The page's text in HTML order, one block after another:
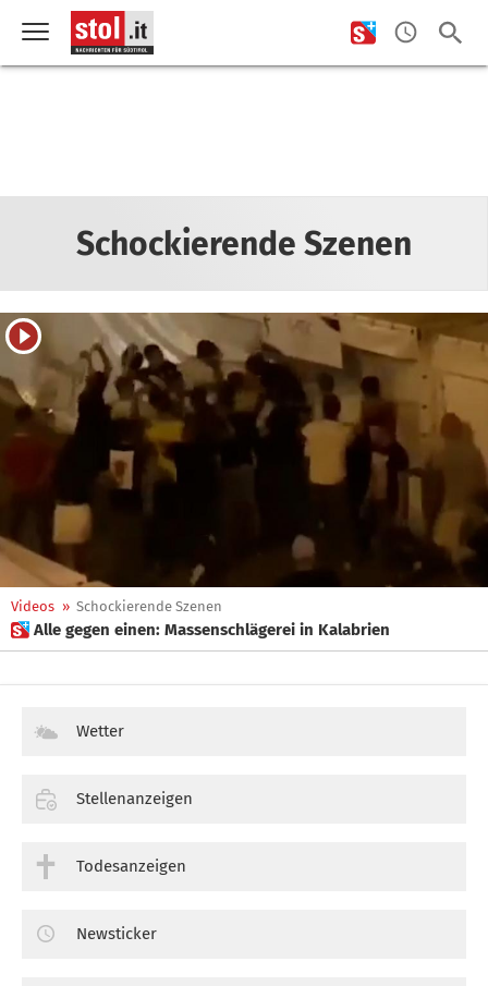
Schockierende Szenen
Videos » Schockierende Szenen
 Alle gegen einen: Massenschlägerei in Kalabrien
Wetter
Stellenanzeigen
Todesanzeigen
Newsticker